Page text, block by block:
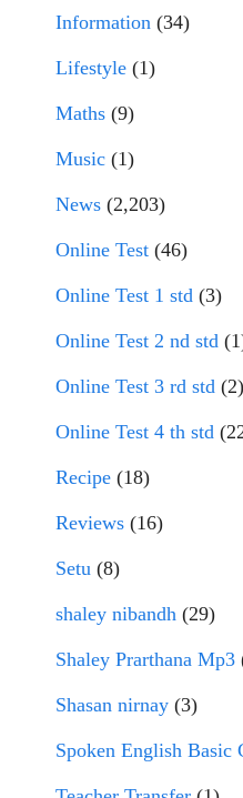
Information (34)
Lifestyle (1)
Maths (9)
Music (1)
News (2,203)
Online Test (46)
Online Test 1 std (3)
Online Test 2 nd std
Online Test 3 rd std (2)
Online Test 4 th std
Recipe (18)
Reviews (16)
Setu (8)
shaley nibandh (29)
Shaley Prarthana Mp3
Shasan nirnay (3)
Spoken English Basic